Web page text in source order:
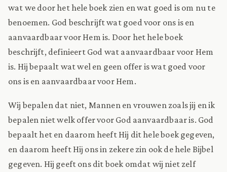
wat we door het hele boek zien en wat goed is om nu te
benoemen. God beschrijft wat goed voor ons is en
aanvaardbaar voor Hem is. Door het hele boek
beschrijft, definieert God wat aanvaardbaar voor Hem
is. Hij bepaalt wat wel en geen offer is wat goed voor
ons is en aanvaardbaar voor Hem.
Wij bepalen dat niet, Mannen en vrouwen zoals jij en ik
bepalen niet welk offer voor God aanvaardbaar is. God
bepaalt het en daarom heeft Hij dit hele boek gegeven,
en daarom heeft Hij ons in zekere zin ook de hele Bijbel
gegeven. Hij geeft ons dit boek omdat wij niet zelf